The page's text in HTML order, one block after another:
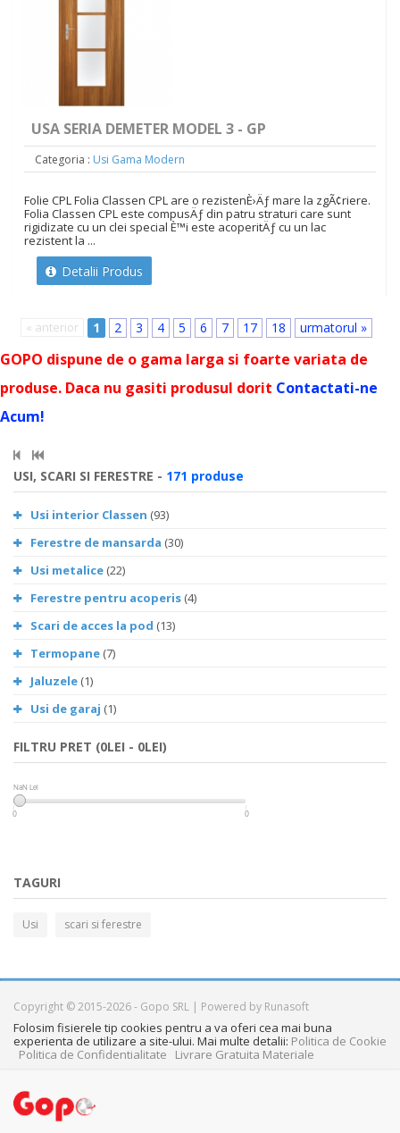
USA SERIA DEMETER MODEL 3 - GP
Categoria : Usi Gama Modern
Folie CPL Folia Classen CPL are o rezistenÈ›Äƒ mare la zgÃ¢riere.
Folia Classen CPL este compusÄƒ din patru straturi care sunt
rigidizate cu un clei special È™i este acoperitÄƒ cu un lac
rezistent la ...
Detalii Produs
« anterior 1 2 3 4 5 6 7 17 18 urmatorul »
GOPO dispune de o gama larga si foarte variata de
produse. Daca nu gasiti produsul dorit Contactati-ne
Acum!
USI, SCARI SI FERESTRE - 171 produse
Usi interior Classen (93)
Ferestre de mansarda (30)
Usi metalice (22)
Ferestre pentru acoperis (4)
Scari de acces la pod (13)
Termopane (7)
Jaluzele (1)
Usi de garaj (1)
FILTRU PRET (0LEI - 0LEI)
NaN Lei
NaN Lei
0 0
TAGURI
Usi scari si ferestre
Copyright © 2015-2026 - Gopo SRL | Powered by Runasoft
Folosim fisierele tip cookies pentru a va oferi cea mai buna
experienta de utilizare a site-ului. Mai multe detalii: Politica de Cookie
Politica de Confidentialitate
Livrare Gratuita Materiale